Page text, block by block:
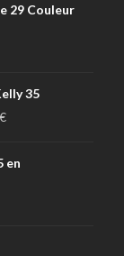
29 Couleur
35
€
en